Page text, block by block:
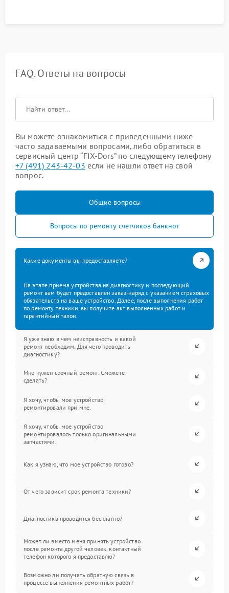
FAQ. Ответы на вопросы
Вы можете ознакомиться с приведенными ниже
часто задаваемыми вопросами, либо обратиться в
сервисный центр “FIX-Dors” по следующему телефону
+7 (491) 243-42-03 если не нашли ответ на свой
вопрос.
Общие вопросы
Вопросы по ремонту счетчиков банкнот
Какие документы вы предоставляете?
На этапе приема устройства на диагностику и последующий
ремонт вам будет предоставлен заказ-наряд с указанием страховых
обязательств на ваше устройство. Далее, после выполнения работ
по ремонту техники, вы получите акт выполненных работ и
гарантийный талон.
Я уже знаю в чем неисправность и какой
ремонт необходим. Для чего проводить
диагностику?
Мне нужен срочный ремонт. Сможете
сделать?
Я хочу, чтобы мое устройство
ремонтировали при мне.
Я хочу, чтобы мое устройство
ремонтировалось только оригинальными
запчастями.
Как я узнаю, что мое устройство готово?
От чего зависит срок ремонта техники?
Диагностика проводится бесплатно?
Может ли вместо меня принять устройство
после ремонта другой человек, контактный
телефон которого я предоставлю?
Возможно ли получать обратную связь в
процессе выполнения ремонтных работ?